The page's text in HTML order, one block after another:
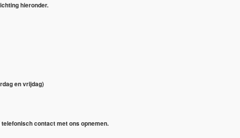
hieronder.
en vrijdag)
contact met ons opnemen.